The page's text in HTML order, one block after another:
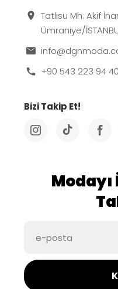
Tatlısu Mh. Akif
Ümraniye/
+90 543 223 94 40
Bizi Takip Et!